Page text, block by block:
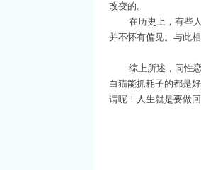
改变的。
在历史上，有些
并不怀有偏见。与此
综上所述， 同性
白猫能抓耗子的都是
谓呢！人生就是要做